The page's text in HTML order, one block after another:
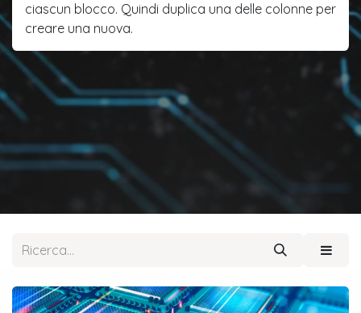
ciascun blocco. Quindi duplica una delle colonne per
creare una nuova.